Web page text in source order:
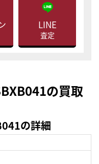
LINE
査定
の買取
の詳細